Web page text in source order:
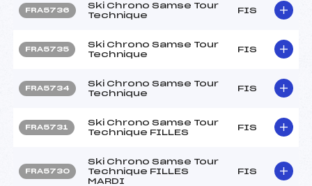
FRA5736
Ski Chrono Samse Tour
Technique
FIS
FRA5735
Ski Chrono Samse Tour
Technique
FIS
FRA5734
Ski Chrono Samse Tour
Technique
FIS
FRA5731
Ski Chrono Samse Tour
Technique FILLES
FIS
FRA5730
Ski Chrono Samse Tour
Technique FILLES
MARDI
FIS